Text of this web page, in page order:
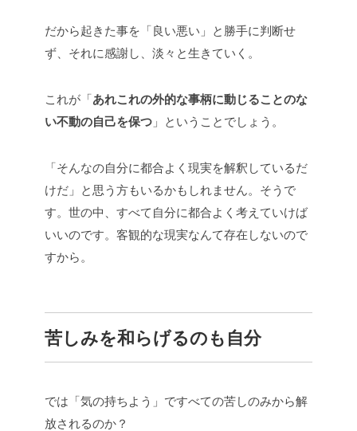
だから起きた事を「良い悪い」と勝手に判断せ
ず、それに感謝し、淡々と生きていく。
これが「あれこれの外的な事柄に動じることのな
い不動の自己を保つ 」ということでしょう。
「そんなの自分に都合よく現実を解釈しているだ
けだ」と思う方もいるかもしれません。そうで
す。世の中、すべて自分に都合よく考えていけば
いいのです。客観的な現実なんて存在しないので
すから。
苦しみを和らげるのも自分
では「気の持ちよう」ですべての苦しのみから解
放されるのか？